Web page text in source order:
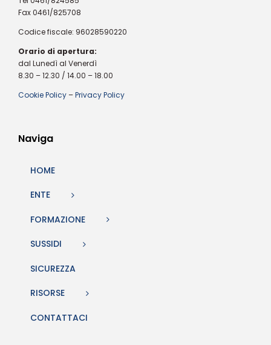
Fax 0461/825708
Codice fiscale: 96028590220
Orario di apertura:
dal Lunedì al Venerdì
8.30 – 12.30 / 14.00 – 18.00
Cookie Policy –Privacy Policy
Naviga
HOME
ENTE
FORMAZIONE
SUSSIDI
SICUREZZA
RISORSE
CONTATTACI